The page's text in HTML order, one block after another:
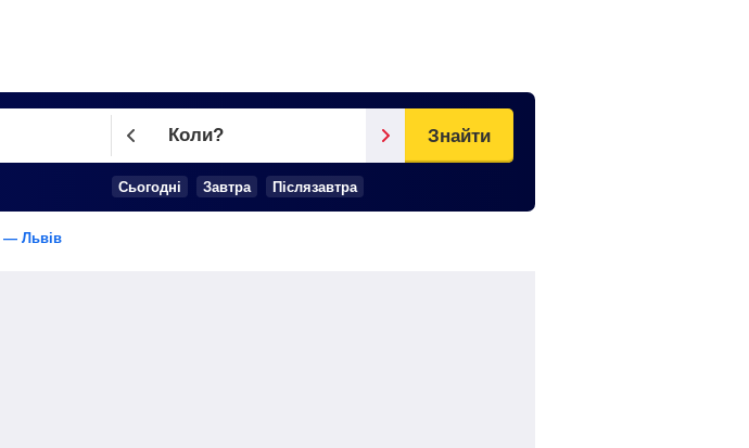
Коли?
Cьогодні Завтра Післязавтра
Знайти
— Львів